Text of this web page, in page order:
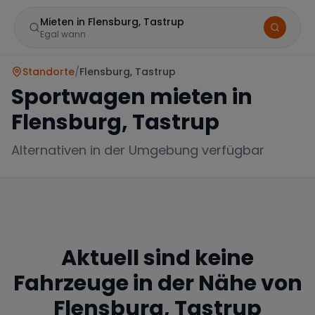
Mieten in Flensburg, Tastrup
Egal wann
Mercedes BMW Audi
Standorte/Flensburg, Tastrup
Sportwagen mieten in
Flensburg, Tastrup
Alternativen in der Umgebung verfügbar
Aktuell sind keine
Fahrzeuge in der Nähe von
Flensburg, Tastrup